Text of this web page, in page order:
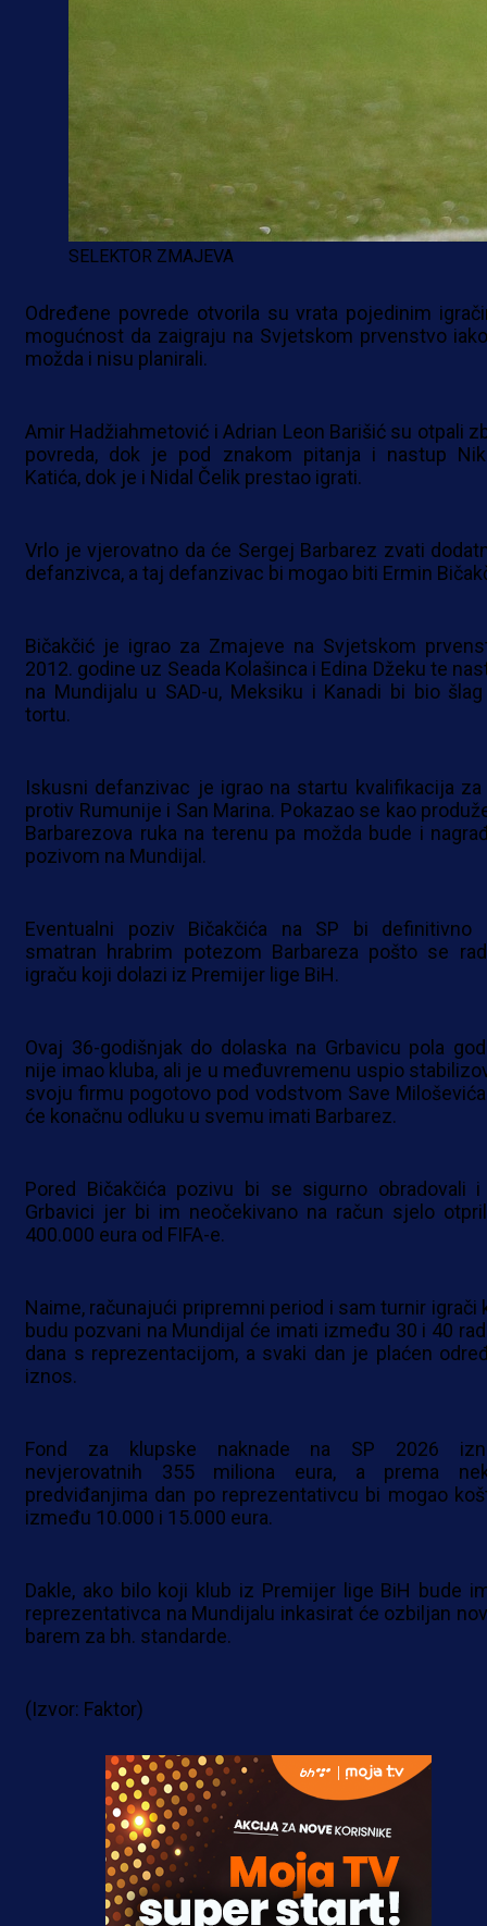
SELEKTOR ZMAJEVA
Određene povrede otvorila su vrata pojedinim
mogućnost da zaigraju na Svjetskom prvenstvo
možda i nisu planirali.
Amir Hadžiahmetović i Adrian Leon Barišić su otpali
povreda, dok je pod znakom pitanja i nastup
Katića, dok je i Nidal Čelik prestao igrati.
Vrlo je vjerovatno da će Sergej Barbarez zvati
defanzivca, a taj defanzivac bi mogao biti Ermin
Bičakčić je igrao za Zmajeve na Svjetskom
2012. godine uz Seada Kolašinca i Edina Džeku te
na Mundijalu u SAD-u, Meksiku i Kanadi bi bio
tortu.
Iskusni defanzivac je igrao na startu kvalifikacija za
protiv Rumunije i San Marina. Pokazao se kao
Barbarezova ruka na terenu pa možda bude i
pozivom na Mundijal.
Eventualni poziv Bičakčića na SP bi definitivno
smatran hrabrim potezom Barbareza pošto se
igraču koji dolazi iz Premijer lige BiH.
Ovaj 36-godišnjak do dolaska na Grbavicu pola
nije imao kluba, ali je u međuvremenu uspio
svoju firmu pogotovo pod vodstvom Save
će konačnu odluku u svemu imati Barbarez.
Pored Bičakčića pozivu bi se sigurno obradovali i
Grbavici jer bi im neočekivano na račun sjelo
400.000 eura od FIFA-e.
Naime, računajući pripremni period i sam turnir igrači
budu pozvani na Mundijal će imati između 30 i 40
dana s reprezentacijom, a svaki dan je plaćen
iznos.
Fond za klupske naknade na SP 2026
nevjerovatnih 355 miliona eura, a prema
predviđanjima dan po reprezentativcu bi mogao
između 10.000 i 15.000 eura.
Dakle, ako bilo koji klub iz Premijer lige BiH bude
reprezentativca na Mundijalu inkasirat će ozbiljan
barem za bh. standarde.
(Izvor: Faktor)